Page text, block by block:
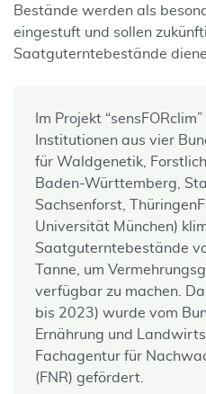
Bestände werden als
eingestuft und sollen
Saatguterntebestände
Im Projekt
Institutionen aus vier
für Waldgenetik,
Baden-Württemberg,
Sachsenforst,
Universität München)
Saatguterntebestände
Tanne, um
verfügbar zu machen.
bis 2023) wurde vom
Ernährung und
Fachagentur für
(FNR) gefördert.